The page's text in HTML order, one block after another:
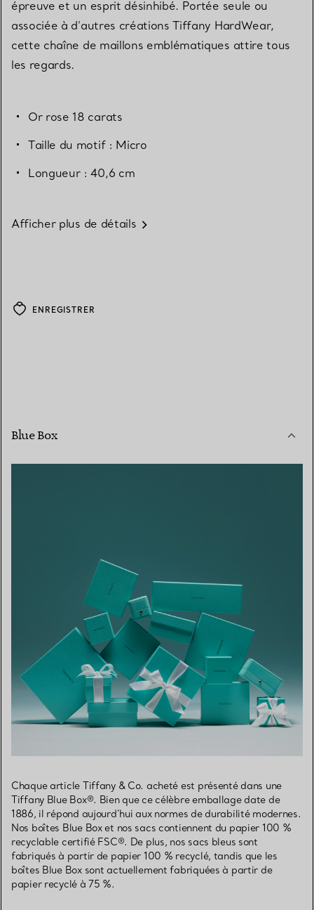
épreuve et un esprit désinhibé. Portée seule ou
associée à d’autres créations Tiffany HardWear,
cette chaîne de maillons emblématiques attire tous
les regards.
Or rose 18 carats
Taille du motif : Micro
Longueur : 40,6 cm
Afficher plus de détails
ENREGISTRER
Blue Box
Chaque article Tiffany & Co. acheté est présenté dans une
Tiffany Blue Box®. Bien que ce célèbre emballage date de
1886, il répond aujourd’hui aux normes de durabilité modernes.
Nos boîtes Blue Box et nos sacs contiennent du papier 100 %
recyclable certifié FSC®. De plus, nos sacs bleus sont
fabriqués à partir de papier 100 % recyclé, tandis que les
boîtes Blue Box sont actuellement fabriquées à partir de
papier recyclé à 75 %.